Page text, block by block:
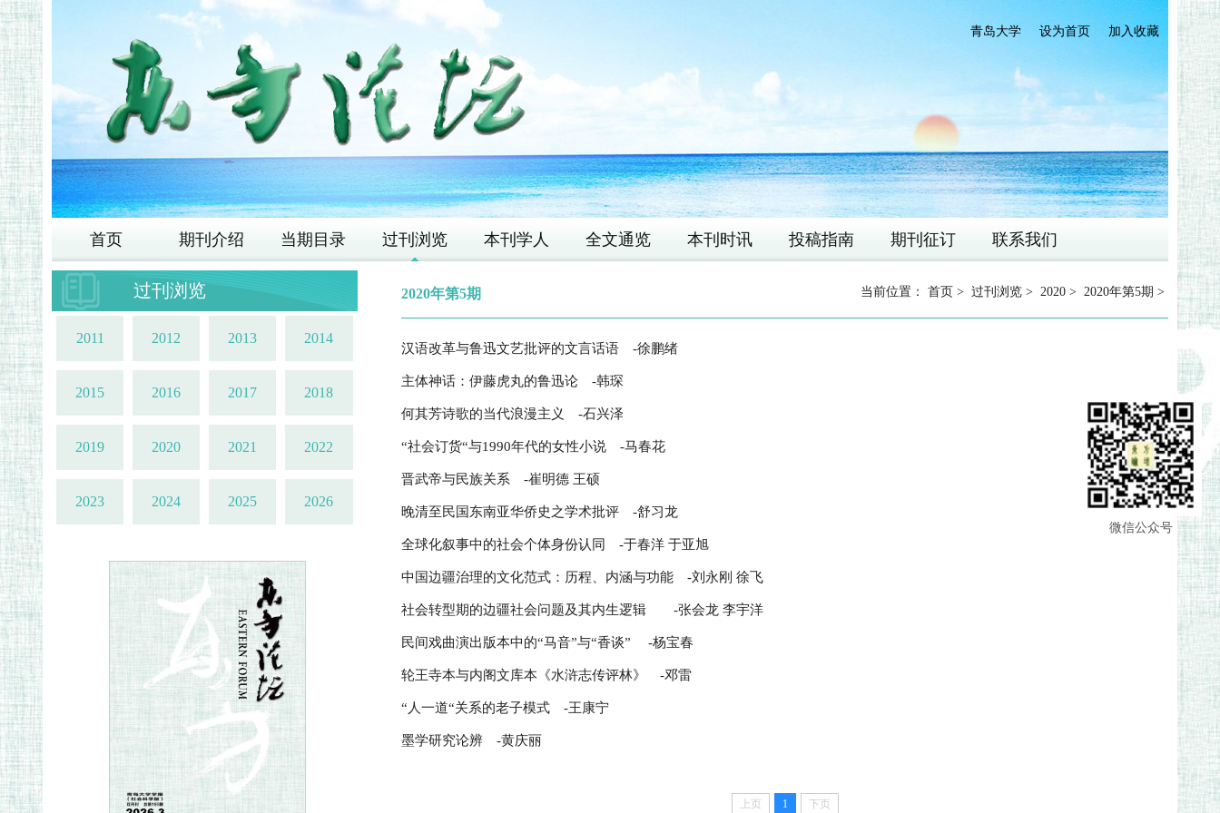
加入收藏
设为首页
青岛大学
首页 期刊介绍 当期目录 过刊浏览 本刊学人 全文通览 本刊时讯 投稿指南 期刊征订 联系我们
微信公众号
过刊浏览
2011 2012 2013 2014
2015 2016 2017 2018
2019 2020 2021 2022
2023 2024 2025 2026
2020年第5期 当前位置： 首页 > 过刊浏览 > 2020 > 2020年第5期 >
汉语改革与鲁迅文艺批评的文言话语 -徐鹏绪
主体神话：伊藤虎丸的鲁迅论 -韩琛
何其芳诗歌的当代浪漫主义 -石兴泽
“社会订货“与1990年代的女性小说 -马春花
晋武帝与民族关系 -崔明德 王硕
晚清至民国东南亚华侨史之学术批评 -舒习龙
全球化叙事中的社会个体身份认同 -于春洋 于亚旭
中国边疆治理的文化范式：历程、内涵与功能 -刘永刚 徐飞
社会转型期的边疆社会问题及其内生逻辑 -张会龙 李宇洋
民间戏曲演出版本中的“马音”与“香谈” -杨宝春
轮王寺本与内阁文库本《水浒志传评林》 -邓雷
“人一道“关系的老子模式 -王康宁
墨学研究论辨 -黄庆丽
上页 1 下页